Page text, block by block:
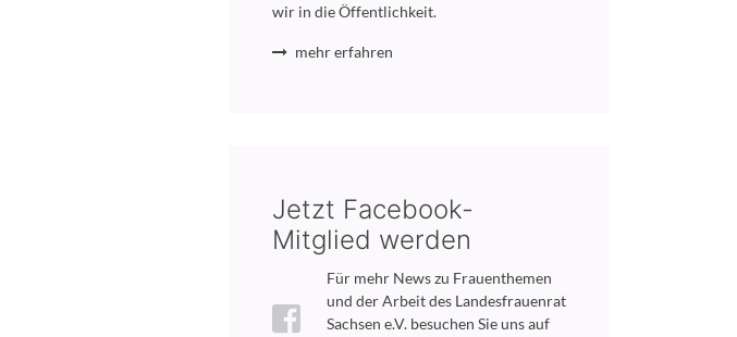
wir in die Öffentlichkeit.
mehr erfahren
Jetzt Facebook-
Mitglied werden
Für mehr News zu Frauenthemen
und der Arbeit des Landesfrauenrat
Sachsen e.V. besuchen Sie uns auf